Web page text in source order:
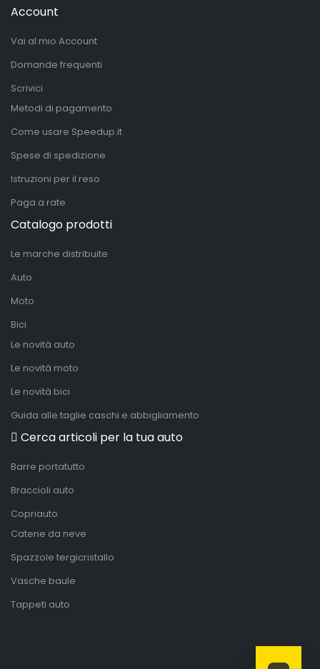
Account
Vai al mio Account
Domande frequenti
Scrivici
Metodi di pagamento
Come usare Speedup.it
Spese di spedizione
Istruzioni per il reso
Paga a rate
Catalogo prodotti
Le marche distribuite
Auto
Moto
Bici
Le novità auto
Le novità moto
Le novità bici
Guida alle taglie caschi e abbigliamento
Cerca articoli per la tua auto
Barre portatutto
Braccioli auto
Copriauto
Catene da neve
Spazzole tergicristallo
Vasche baule
Tappeti auto